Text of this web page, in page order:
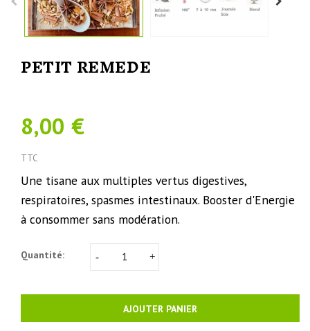
PETIT REMEDE
8,00 €
TTC
Une tisane aux multiples vertus digestives,
respiratoires, spasmes intestinaux. Booster d'Energie
à consommer sans modération.
Quantité:
AJOUTER PANIER